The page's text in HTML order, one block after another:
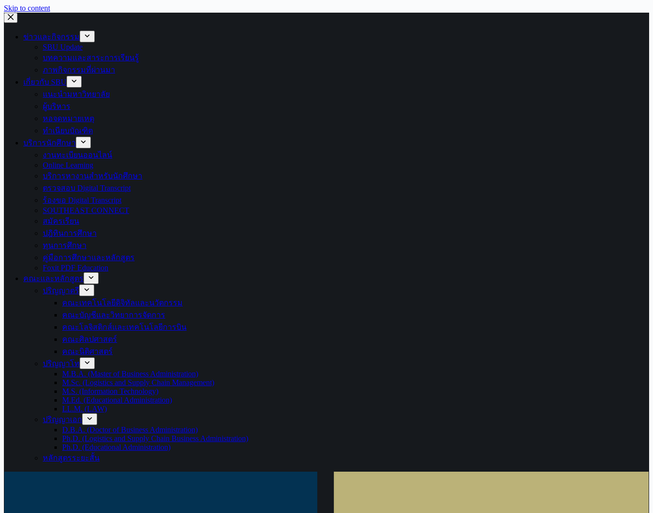
Skip to content
ข่าวและกิจกรรม
SBU Update
บทความและสาระการเรียนรู้
ภาพกิจกรรมที่ผ่านมา
เกี่ยวกับ SBU
แนะนำมหาวิทยาลัย
ผู้บริหาร
หอจดหมายเหตุ
ทำเนียบบัณฑิต
บริการนักศึกษา
งานทะเบียนออนไลน์
Online Learning
บริการหางานสำหรับนักศึกษา
ตรวจสอบ Digital Transcript
ร้องขอ Digital Transcript
SOUTHEAST CONNECT
สมัครเรียน
ปฎิทินการศึกษา
ทุนการศึกษา
คู่มือการศึกษาและหลักสูตร
Foxit PDF Education
คณะและหลักสูตร
ปริญญาตรี
คณะเทคโนโลยีดิจิทัลและนวัตกรรม
คณะบัญชีและวิทยาการจัดการ
คณะโลจิสติกส์และเทคโนโลยีการบิน
คณะศิลปศาสตร์
คณะนิติศาสตร์
ปริญญาโท
M.B.A. (Master of Business Administration)
M.Sc. (Logistics and Supply Chain Management)
M.S. (Information Technology)
M.Ed. (Educational Administration)
LL.M. (LAW)
ปริญญาเอก
D.B.A. (Doctor of Business Administration)
Ph.D. (Logistics and Supply Chain Business Administration)
Ph.D. (Educational Administration)
หลักสูตรระยะสั้น